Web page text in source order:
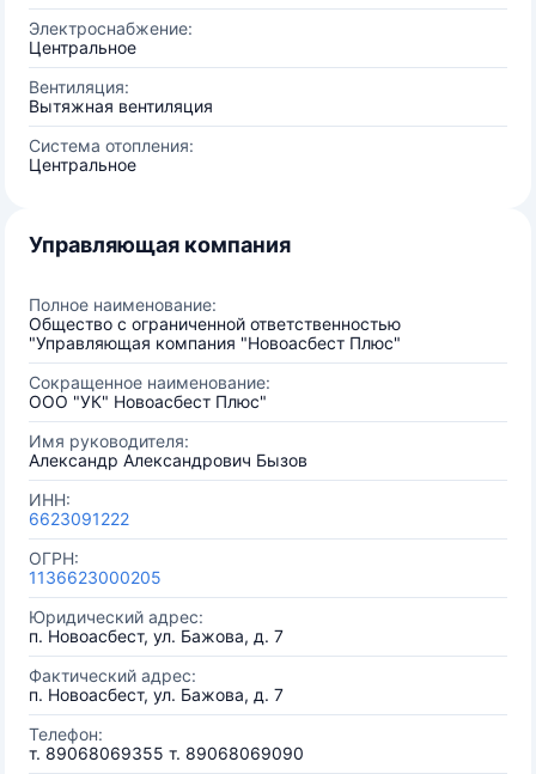
Электроснабжение:
Центральное
Вентиляция:
Вытяжная вентиляция
Система отопления:
Центральное
Управляющая компания
Полное наименование:
Общество с ограниченной ответственностью
"Управляющая компания "Новоасбест Плюс"
Сокращенное наименование:
ООО "УК" Новоасбест Плюс"
Имя руководителя:
Александр Александрович Бызов
ИНН:
6623091222
ОГРН:
1136623000205
Юридический адрес:
п. Новоасбест, ул. Бажова, д. 7
Фактический адрес:
п. Новоасбест, ул. Бажова, д. 7
Телефон:
т. 89068069355 т. 89068069090